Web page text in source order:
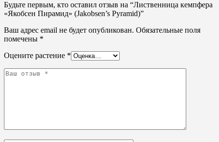
Будьте первым, кто оставил отзыв на “Лиственница кемпфера
«Якобсен Пирамид» (Jakobsen’s Pyramid)”
Ваш адрес email не будет опубликован. Обязательные поля
помечены *
Оцените растение *